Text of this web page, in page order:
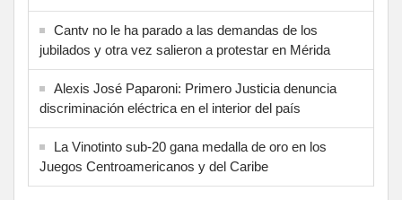
Cantv no le ha parado a las demandas de los
jubilados y otra vez salieron a protestar en Mérida
Alexis José Paparoni: Primero Justicia denuncia
discriminación eléctrica en el interior del país
La Vinotinto sub-20 gana medalla de oro en los
Juegos Centroamericanos y del Caribe